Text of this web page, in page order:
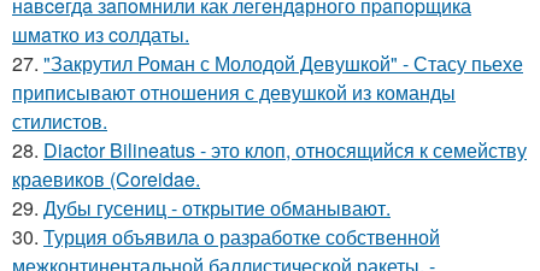
шмaтко из cолдаты.
27. "Закрутил Роман с Молодой Девушкой" - Стасу пьехе
приписывают отношения с девушкой из команды
стилистов.
28. Diactor Bilineatus - это клоп, относящийся к семейству
краевиков (Coreidae.
29. Дубы гусениц - открытие обманывают.
30. Турция объявила о разработке собственной